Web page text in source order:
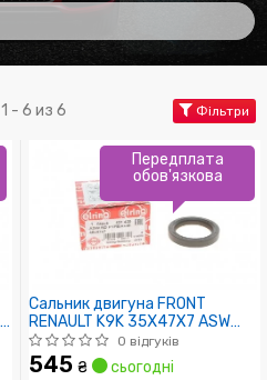
1 - 6 из 6 Фільтри
Сальник двигуна FRONT
RENAULT K9K 35X47X7 ASW
PTFE/ACM (пр-во Elring)
0 відгуків
545 ₴ сьогодні
Передплата
обов'язкова